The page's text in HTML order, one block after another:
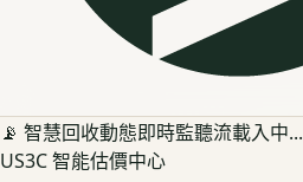
📡 智慧回收動態即時監聽流載入中...
US3C 智能估價中心